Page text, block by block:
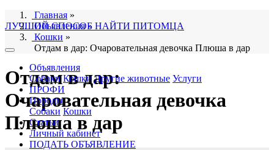
ЛУЧШИЙ СПОСОБ НАЙТИ ПИТОМЦА
Объявления
Собаки Кошки Другие животные Услуги
ПРОФИ
Породы
Собаки Кошки
Статьи
Личный кабинет
ПОДАТЬ ОБЪЯВЛЕНИЕ
Главная »
Объявления»
Кошки »
Отдам в дар: Очаровательная девочка Плюша в дар
Отдам в дар:
Очаровательная девочка
Плюша в дар